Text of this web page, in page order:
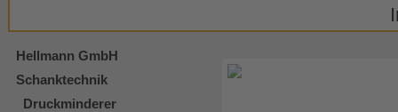
Hellmann GmbH
Schanktechnik
Druckminderer